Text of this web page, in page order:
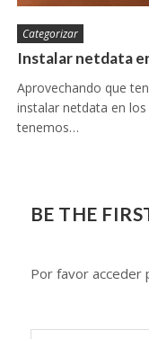
Categorizar
Instalar netdata
Aprovechando que
instalar netdata en
tenemos…
BE THE
Por favor acceder